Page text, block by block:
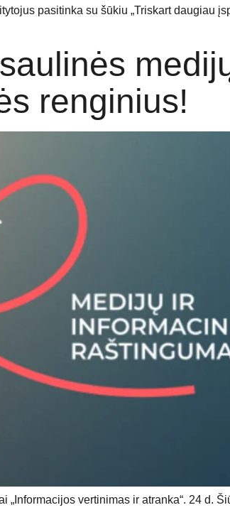
pasitinka su šūkiu „Triskart daugiau
renginius!
vertinimas ir atranka“. 24 d.